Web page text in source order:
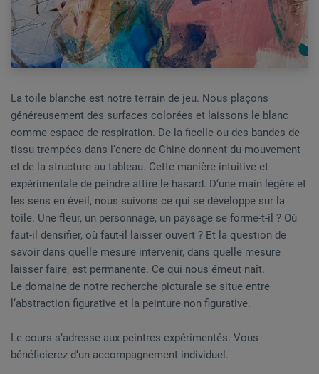
La toile blanche est notre terrain de jeu. Nous plaçons
généreusement des surfaces colorées et laissons le blanc
comme espace de respiration. De la ficelle ou des bandes de
tissu trempées dans l‘encre de Chine donnent du mouvement
et de la structure au tableau. Cette manière intuitive et
expérimentale de peindre attire le hasard. D‘une main légère et
les sens en éveil, nous suivons ce qui se développe sur la
toile. Une fleur, un personnage, un paysage se forme-t-il ? Où
faut-il densifier, où faut-il laisser ouvert ? Et la question de
savoir dans quelle mesure intervenir, dans quelle mesure
laisser faire, est permanente. Ce qui nous émeut naît.
Le domaine de notre recherche picturale se situe entre
l‘abstraction figurative et la peinture non figurative.
Le cours s‘adresse aux peintres expérimentés. Vous
bénéficierez d‘un accompagnement individuel.